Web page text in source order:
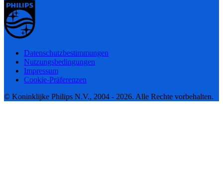
Datenschutzbestimmungen
Nutzungsbedingungen
Impressum
Cookie-Präferenzen
© Koninklijke Philips N.V., 2004 - 2026. Alle Rechte vorbehalten.